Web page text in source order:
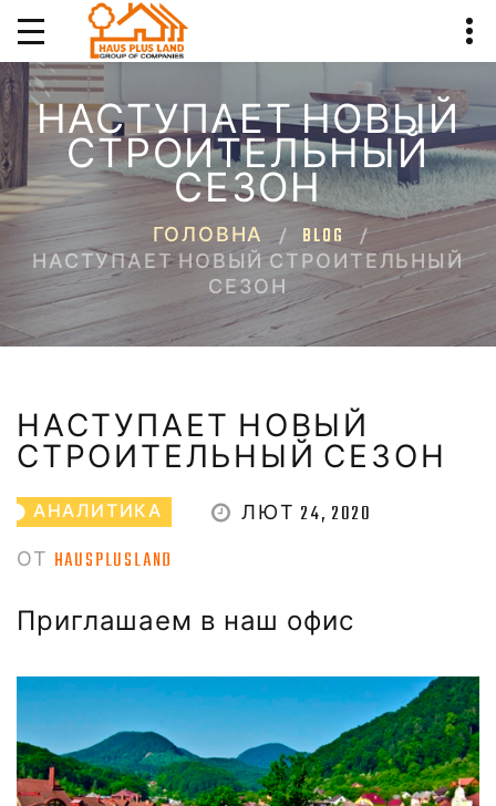
НАСТУПАЕТ НОВЫЙ
СТРОИТЕЛЬНЫЙ
СЕЗОН
ГОЛОВНА
BLOG
НАСТУПАЕТ НОВЫЙ СТРОИТЕЛЬНЫЙ
СЕЗОН
НАСТУПАЕТ НОВЫЙ
СТРОИТЕЛЬНЫЙ СЕЗОН
АНАЛИТИКА
ЛЮТ 24, 2020
ОТ HAUSPLUSLAND
Приглашаем в наш офис